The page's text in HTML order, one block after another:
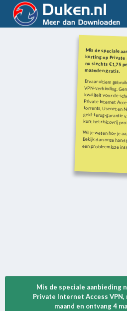
Mis de speciale
korting op Private
nu slechts €1,75
maanden gratis.
Ervaar ultiem
VPN-verbinding.
kwaliteit voor de
Private Internet
torrents, Usenet
geld-terug-garantie
kunt het risicovrij
Wil je weten hoe je
Bekijk dan onze
een probleemloze
Mis de speciale aanbieding
Private Internet Access
maand en ontvang 4